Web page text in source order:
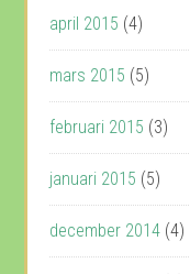
april 2015 (4)
mars 2015 (5)
februari 2015 (3)
januari 2015 (5)
december 2014 (4)